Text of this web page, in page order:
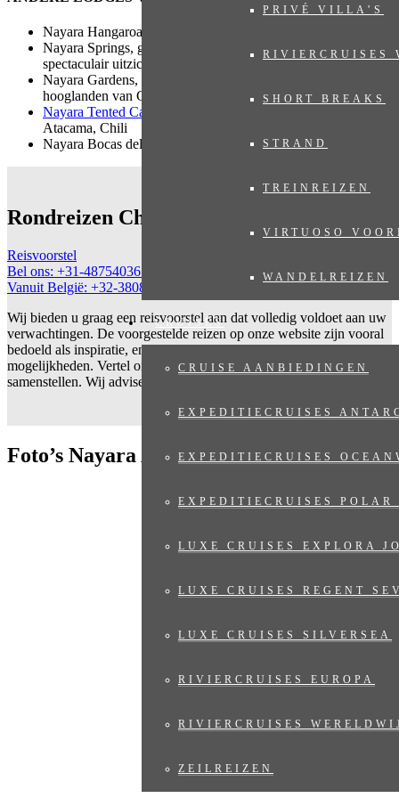
PRIVÉ VILLA’S
RIVIERCRUISES
SHORT BREAKS
STRAND
TREINREIZEN
VIRTUOSO
WANDELREIZEN
CRUISES
CRUISE AANBIEDINGEN
EXPEDITIECRUISES
EXPEDITIECRUISES
EXPEDITIECRUISES
LUXE CRUISES EXPLORA
LUXE CRUISES REGENT
LUXE CRUISES SILVERSEA
RIVIERCRUISES EUROPA
RIVIERCRUISES
ZEILREIZEN
Nayara Hangaroa, Paaseiland, Chili
Nayara Springs, glamping op zijn best in de jungle met
spectaculair uitzicht op de Arenal Vulkaan in Costa Rica
Nayara Gardens, Fortuna de San Carlos, in de noordelijke
hooglanden van Costa Rica
Nayara Tented Camp
Atacama, Chili
Nayara Bocas del Toro, in Bocas del Toro, Panama
Rondreizen Chili
Reisvoorstel
Bel ons: +31-487540367
Vanuit België: +32-38087146
Wij bieden u graag een reisvoorstel aan dat volledig voldoet aan uw
verwachtingen. De voorgestelde reizen op onze website zijn vooral
bedoeld als inspiratie, en tonen slechts een kleine greep uit de
mogelijkheden. Vertel ons uw wensen en laat ons uw reis op maat
samenstellen. Wij adviseren u met plezier!
Foto’s Nayara Alto Atacama